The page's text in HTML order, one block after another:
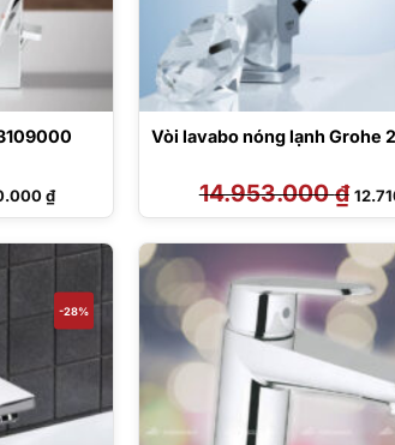
₫Giá
hiện
tại
35.420.000 ₫.
Vòi lavabo nóng lạnh Grohe
14.953.000₫ Giá
gốc
là:
-28%